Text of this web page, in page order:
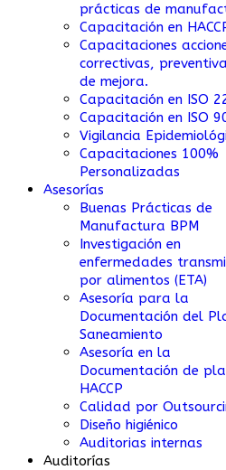
prácticas de
Capacitación en
Capacitaciones
correctivas,
de mejora.
Capacitación en ISO
Capacitación en ISO
Vigilancia
Capacitaciones 100%
Personalizadas
Asesorías
Buenas Prácticas de
Manufactura BPM
Investigación en
enfermedades
por alimentos (ETA)
Asesoría para la
Documentación del
Saneamiento
Asesoría en la
Documentación de
HACCP
Calidad por
Diseño higiénico
Auditorias internas
Auditorías